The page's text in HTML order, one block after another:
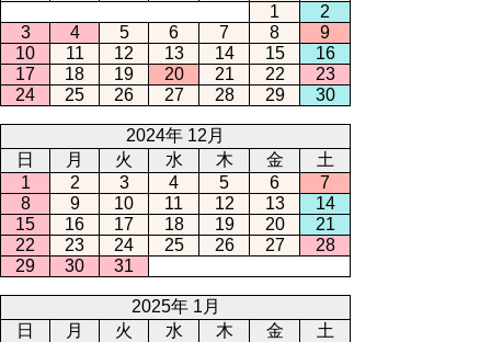
1
2
3
4 5 6 7 8
9
10
11 12 13 14 15
16
17
18 19 20 21 22
23
24
25 26 27 28 29 30
2024年 12月
日
月 火 水 木 金
土
1
2 3 4 5 6
7
8
9 10 11 12 13
14
15
16 17 18 19 20
21
22
23 24 25 26 27
28
29
30 31
2025年 1月
日
月 火 水 木 金
土